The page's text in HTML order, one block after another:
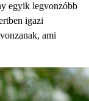
egyik legvonzóbb
igazi
ami